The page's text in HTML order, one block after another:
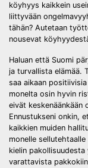
köyhyys kaikkein
liittyvään
tähän? Autetaan
nousevat
Haluan että Suomi
ja turvallista elämää.
saa aikaan
monelta osin hyvin
eivät keskenäänkään
Ennustukseni onkin,
kaikkien muiden
monelle
kielin
varattavista